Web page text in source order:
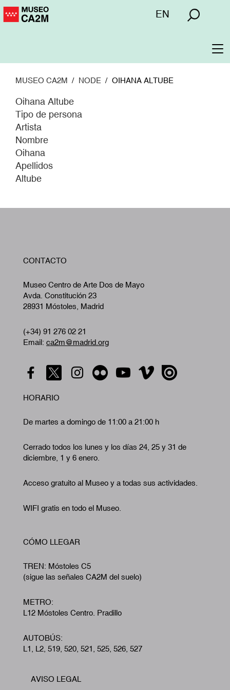
Pasar
Menú
EN
MUSEO CA2M NODE OIHANA ALTUBE
Oihana Altube
Tipo de persona
Artista
Nombre
Oihana
Apellidos
Altube
CONTACTO
Museo Centro de Arte Dos de Mayo
Avda. Constitución 23
28931 Móstoles, Madrid
(+34) 91 276 02 21
Email: ca2m@madrid.org
HORARIO
De martes a domingo de 11:00 a 21:00 h
Cerrado todos los lunes y los días 24, 25 y 31 de
diciembre, 1 y 6 enero.
Acceso gratuito al Museo y a todas sus actividades.
WIFI gratis en todo el Museo.
CÓMO LLEGAR
TREN: Móstoles C5
(sigue las señales CA2M del suelo)
METRO:
L12 Móstoles Centro. Pradillo
AUTOBÚS:
L1, L2, 519, 520, 521, 525, 526, 527
Footer
AVISO LEGAL